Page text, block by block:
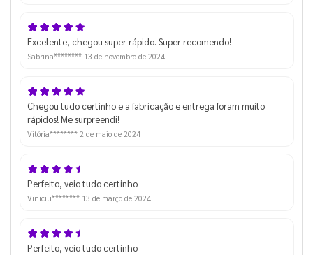
Excelente, chegou super rápido. Super recomendo!
Sabrina******** 13 de novembro de 2024
Chegou tudo certinho e a fabricação e entrega foram muito
rápidos! Me surpreendi!
Vitória******** 2 de maio de 2024
Perfeito, veio tudo certinho
Viniciu******** 13 de março de 2024
Perfeito, veio tudo certinho